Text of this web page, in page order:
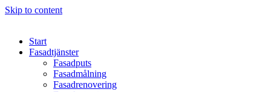
Skip to content
Start
Fasadtjänster
Fasadputs
Fasadmålning
Fasadrenovering